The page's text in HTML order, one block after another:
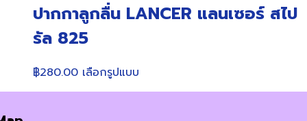
ปากกาลูกลื่น LANCER แลนเซอร์ สไป
รัล 825
฿280.00 เลือกรูปแบบ
product